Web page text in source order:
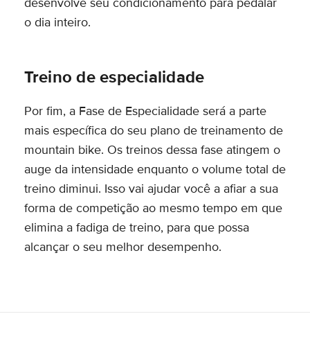
o dia inteiro.
Treino de especialidade
Por fim, a Fase de Especialidade será a parte
mais específica do seu plano de treinamento de
mountain bike. Os treinos dessa fase atingem o
auge da intensidade enquanto o volume total de
treino diminui. Isso vai ajudar você a afiar a sua
forma de competição ao mesmo tempo em que
elimina a fadiga de treino, para que possa
alcançar o seu melhor desempenho.